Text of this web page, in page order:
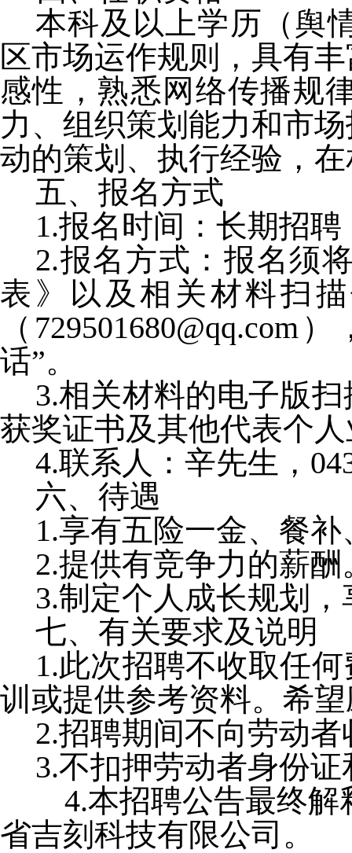
本科及以上学历（舆
区市场运作规则，具有
感性，熟悉网络传播规
力、组织策划能力和市
动的策划、执行经验，
五、报名方式
1.报名时间：长期招聘
2.报名方式：报名须
表》以及相关材料扫
（
话”。
3.相关材料的电子版
获奖证书及其他代表个
4.联系人：辛先生，
六、待遇
1.享有五险一金、餐
2.提供有竞争力的薪酬
3.制定个人成长规划
七、有关要求及说明
1.此次招聘不收取任
训或提供参考资料。希
2.招聘期间不向劳动
3.不扣押劳动者身份
4.本招聘公告最终解
省吉刻科技有限公司。